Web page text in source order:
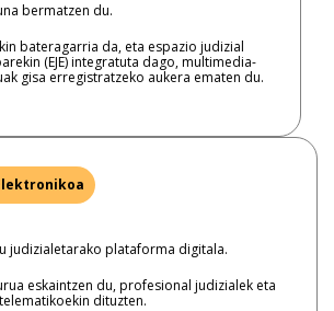
bermatzen du.
bateragarria da, eta espazio judizial
(EJE) integratuta dago, multimedia-
gisa erregistratzeko aukera ematen du.
judizialetarako plataforma digitala.
eskaintzen du, profesional judizialek eta
dituzten.